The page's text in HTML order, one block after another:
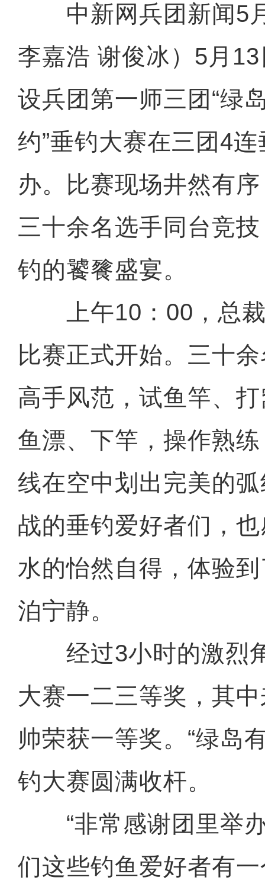
中新网兵团新闻5
李嘉浩 谢俊冰）5月
设兵团第一师三团“绿
约”垂钓大赛在三团4
办。比赛现场井然有
三十余名选手同台竞
钓的饕餮盛宴。
上午10：00，总裁
比赛正式开始。三十
高手风范，试鱼竿、
鱼漂、下竿，操作熟
线在空中划出完美的
战的垂钓爱好者们，
水的怡然自得，体验
泊宁静。
经过3小时的激烈
大赛一二三等奖，其
帅荣获一等奖。“绿岛
钓大赛圆满收杆。
“非常感谢团里举办
们这些钓鱼爱好者有